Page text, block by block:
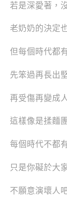
若是深愛著，
老奶奶的決定
但每個時代都
先笨過再長出
再受傷再變成
這樣像是揉麵
每個時代不都
只是你礙於大
不願意演壞人